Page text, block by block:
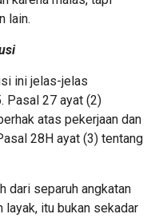
lain.
ini jelas-jelas
Pasal 27 ayat (2)
atas pekerjaan dan
28H ayat (3) tentang
dari separuh angkatan
layak, itu bukan sekadar